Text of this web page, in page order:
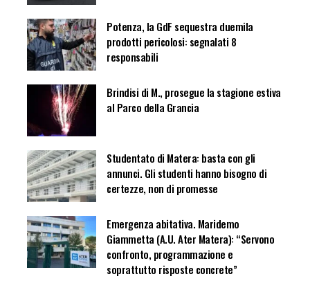
Potenza, la GdF sequestra duemila
prodotti pericolosi: segnalati 8
responsabili
Brindisi di M., prosegue la stagione estiva
al Parco della Grancia
Studentato di Matera: basta con gli
annunci. Gli studenti hanno bisogno di
certezze, non di promesse
Emergenza abitativa. Maridemo
Giammetta (A.U. Ater Matera): “Servono
confronto, programmazione e
soprattutto risposte concrete”